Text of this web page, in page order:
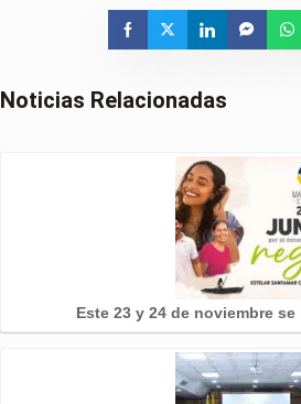
Noticias Relacionadas
Este 23 y 24 de noviembre